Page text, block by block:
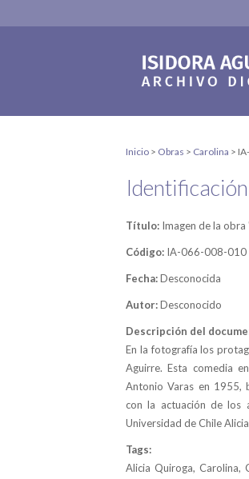
Inicio > Obras > Carolina >
Identificación
Título: Imagen de la
Código: IA-066-008-010
Fecha:Desconocida
Autor:Desconocido
Descripción del
En la fotografía los
Aguirre. Esta comedia
Antonio Varas en 1955,
con la actuación de los
Universidad de Chile
Tags:
Alicia Quiroga, Carolina,